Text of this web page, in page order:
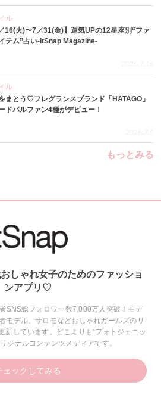
ル
16(火)〜7／31(金)】運気UPの12星座別“ファ
テム”占い-itSnap Magazine-
2026.7.16
ル
まとう♡フレグランスブランド「HATAGO」
ドパルファン4種がデビュー！
2026.7.6
もっとみる
しゃれ女子のためのファッショ
ンアプリ♡
SNS総フォロワー数7,000万人突破！モデ
モデル、サロモなどおしゃれガールズのリ
新しています。どこよりも“フォトジェニッ
ジナルコンテンツメディアです。
ェックしてみる